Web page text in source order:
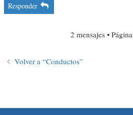
Responder
2 mensajes • Página
Volver a “Conductos”